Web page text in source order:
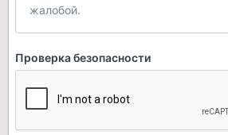
жалобой.
Проверка безопасности